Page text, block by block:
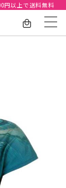
円以上で送料無料